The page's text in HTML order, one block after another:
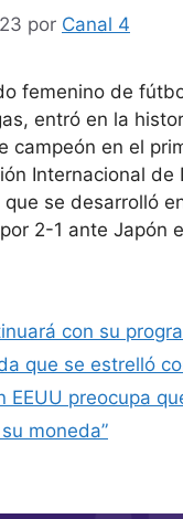
por Canal 4
femenino de
entró en la
campeón en el
Internacional de
que se desarrolló
2-1 ante Japón
con su
que se estrelló
EEUU preocupa
moneda”